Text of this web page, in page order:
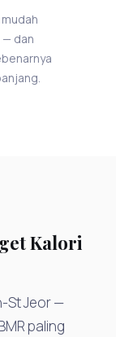
— dan
Kalori
St Jeor —
paling